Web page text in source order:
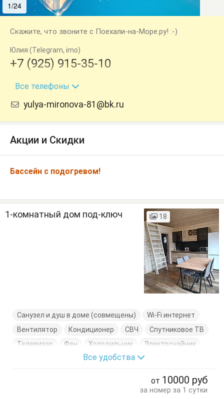
1/24
Скажите, что звоните с Поехали-на-Море.ру! :-)
Юлия (Telegram, imo)
+7 (925) 915-35-10
+7 (940) 930-03-79
Все телефоны
yulya-mironova-81@bk.ru
Акции и Скидки
Бассейн с подогревом!
1-комнатный дом под-ключ 18
Санузел и душ в доме (совмещены)
Wi-Fi интернет
Вентилятор
Кондиционер СВЧ
Спутниковое ТВ
Телевизор
Фен Холодильник
Электрочайник
Диван-кровать
Посуда
Стол
Все удобства
от 10000 руб
за номер за 1 сутки